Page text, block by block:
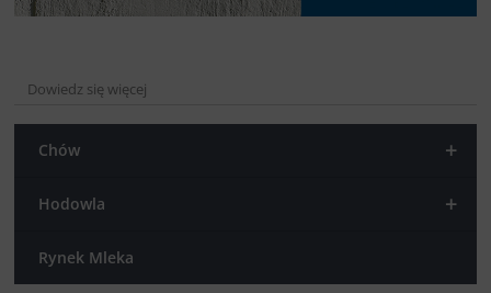
Dowiedz się więcej
+
Chów
+
Hodowla
Rynek Mleka